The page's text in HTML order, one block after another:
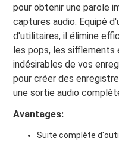
pour obtenir une parole
captures audio. Equipé
d'utilitaires, il élimine
les pops, les
indésirables de vos
pour créer des
une sortie audio
Avantages:
Suite complète